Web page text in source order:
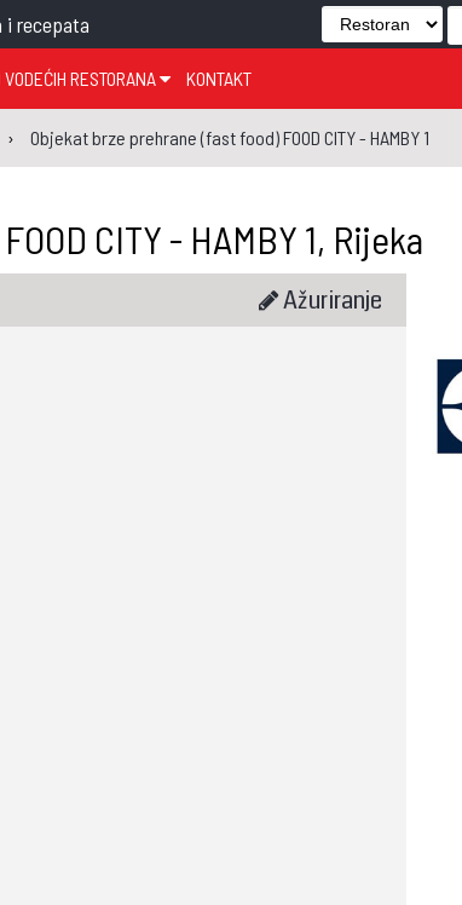
i recepata
ZAGORSKA ŽUPANIJA
MOSLAVAČKA ŽUPANIJA
BILOGORSKA ŽUPANIJA
SLAVONSKA ŽUPANIJA
ZANIMLJIVOSTI
GASTRO REGIJE
RESTORANA
GLASANJE KNJIGE
KONTAKT
Objekat brze prehrane (fast food) FOOD CITY - HAMBY 1
CITY - HAMBY 1, Rijeka
Ažuriranje